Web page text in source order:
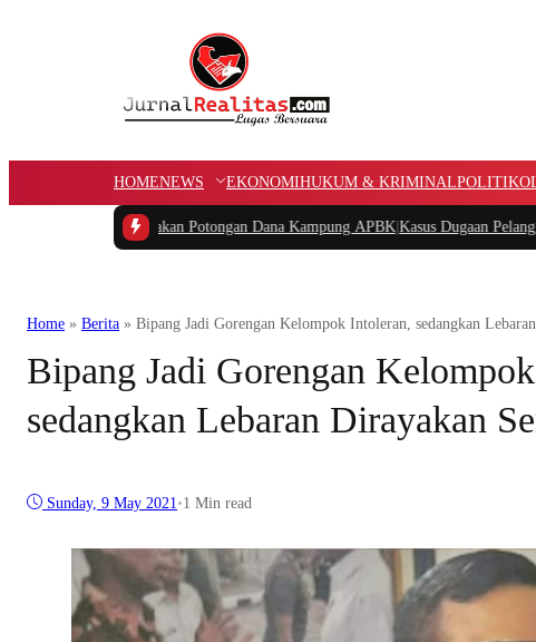
HOMENEWS EKONOMIHUKUM & KRIMINALPOLITIK
Pertanyakan Potongan Dana Kampung APBK|Kasus Dugaan Pelanggaran
Home » Berita » Bipang Jadi Gorengan Kelompok Intoleran, sedangkan
Bipang Jadi Gorengan
sedangkan Lebaran Dirayakan
Sunday, 9 May 2021 •1 Min read